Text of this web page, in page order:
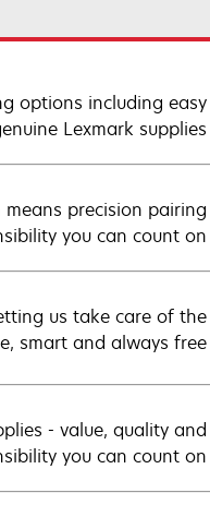
options including easy
Lexmark supplies.
precision pairing
you can count on.
us take care of the
smart and always free.
- value, quality and
you can count on.